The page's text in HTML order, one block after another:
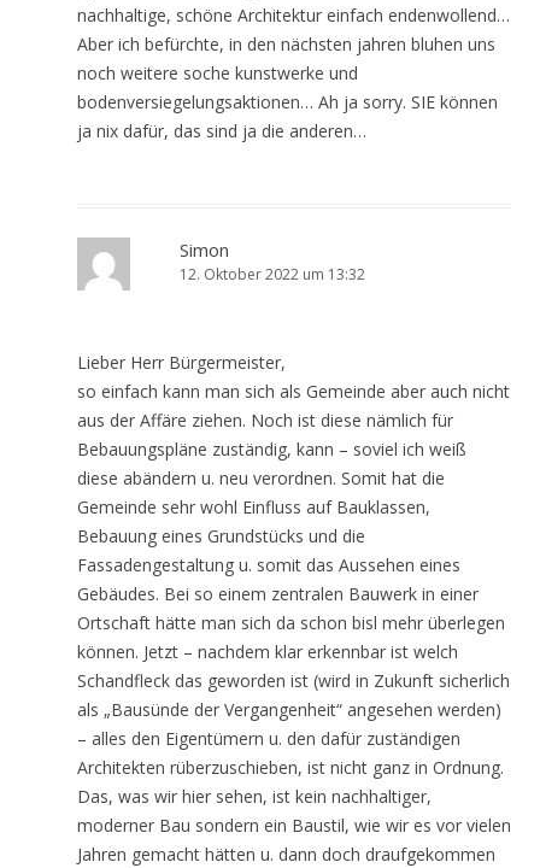
nachhaltige, schöne Architektur einfach endenwollend…
Aber ich befürchte, in den nächsten jahren bluhen uns
noch weitere soche kunstwerke und
bodenversiegelungsaktionen… Ah ja sorry. SIE können
ja nix dafür, das sind ja die anderen…
Simon
12. Oktober 2022 um 13:32
Lieber Herr Bürgermeister,
so einfach kann man sich als Gemeinde aber auch nicht
aus der Affäre ziehen. Noch ist diese nämlich für
Bebauungspläne zuständig, kann – soviel ich weiß
diese abändern u. neu verordnen. Somit hat die
Gemeinde sehr wohl Einfluss auf Bauklassen,
Bebauung eines Grundstücks und die
Fassadengestaltung u. somit das Aussehen eines
Gebäudes. Bei so einem zentralen Bauwerk in einer
Ortschaft hätte man sich da schon bisl mehr überlegen
können. Jetzt – nachdem klar erkennbar ist welch
Schandfleck das geworden ist (wird in Zukunft sicherlich
als „Bausünde der Vergangenheit“ angesehen werden)
– alles den Eigentümern u. den dafür zuständigen
Architekten rüberzuschieben, ist nicht ganz in Ordnung.
Das, was wir hier sehen, ist kein nachhaltiger,
moderner Bau sondern ein Baustil, wie wir es vor vielen
Jahren gemacht hätten u. dann doch draufgekommen